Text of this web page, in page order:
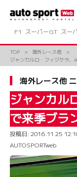
ツ
キ
F1 スーパーGT スー
TOP
海外レース他
ジャンカルロ・フィジケラ
海外レース他
ジャンカル
で来季ブラ
投稿日: 2016.11.25
AUTOSPORTweb